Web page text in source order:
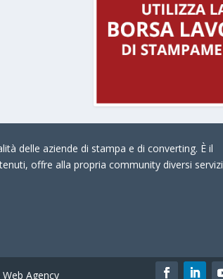
delle aziende di stampa e di converting. È il
offre alla propria community diversi servizi
Web Agency